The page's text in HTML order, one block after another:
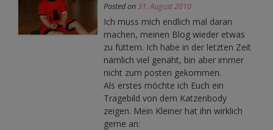
Posted on31. August 2010
Ich muss mich endlich mal daran
machen, meinen Blog wieder etwas
zu füttern. Ich habe in der letzten Zeit
nämlich viel genäht, bin aber immer
nicht zum posten gekommen.
Als erstes möchte ich Euch ein
Tragebild von dem Katzenbody
zeigen. Mein Kleiner hat ihn wirklich
gerne an: